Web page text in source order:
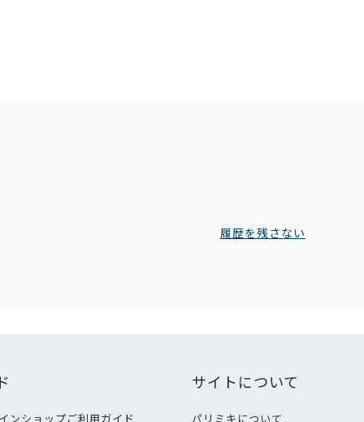
履歴を残さない
ンショップご利用ガイド
サイトについて
パリミキについて